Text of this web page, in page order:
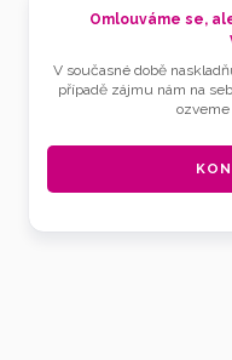
Omlouváme se,
V současné době
případě zájmu nám na